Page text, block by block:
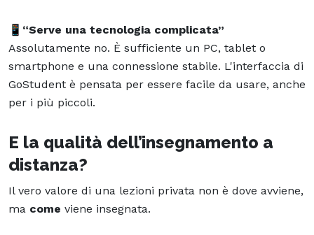
📱“Serve una tecnologia complicata”
Assolutamente no. È sufficiente un PC, tablet o
smartphone e una connessione stabile. L'interfaccia di
GoStudent è pensata per essere facile da usare, anche
per i più piccoli.
E la qualità dell’insegnamento a
distanza?
Il vero valore di una lezioni privata non è dove avviene,
ma come viene insegnata.